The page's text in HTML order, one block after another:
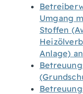
Umgang
Stoffen
Anlage)